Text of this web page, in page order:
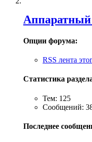
Опции форума:
RSS лента
Статистика
Тем: 125
Сообщений:
Последнее